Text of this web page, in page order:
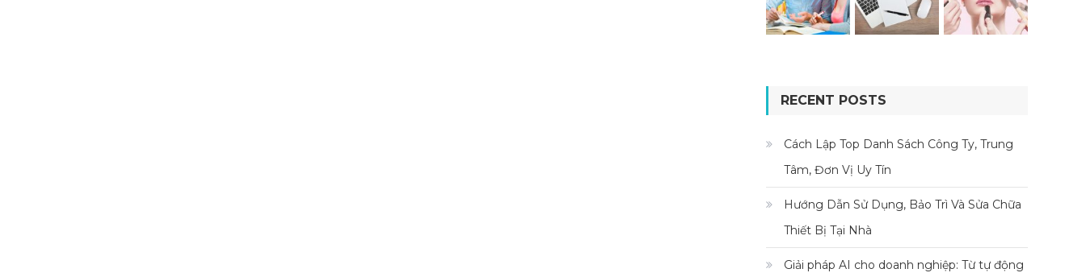
RECENT POSTS
Cách Lập Top Danh Sách Công Ty, Trung
Tâm, Đơn Vị Uy Tín
Hướng Dẫn Sử Dụng, Bảo Trì Và Sửa Chữa
Thiết Bị Tại Nhà
Giải pháp AI cho doanh nghiệp: Từ tự động